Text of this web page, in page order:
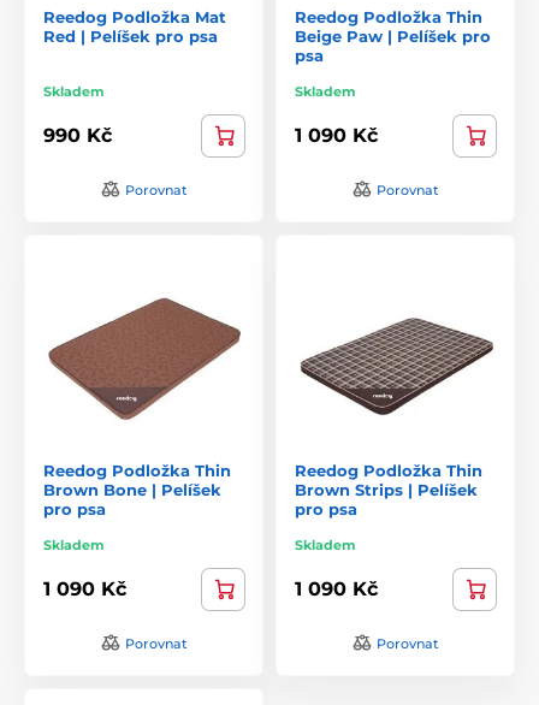
Reedog Podložka Mat
Red | Pelíšek pro psa
Skladem
990 Kč
Porovnat
Reedog Podložka Thin
Beige Paw | Pelíšek pro
psa
Skladem
1 090 Kč
Porovnat
Reedog Podložka Thin
Brown Bone | Pelíšek
pro psa
Skladem
1 090 Kč
Porovnat
Reedog Podložka Thin
Brown Strips | Pelíšek
pro psa
Skladem
1 090 Kč
Porovnat